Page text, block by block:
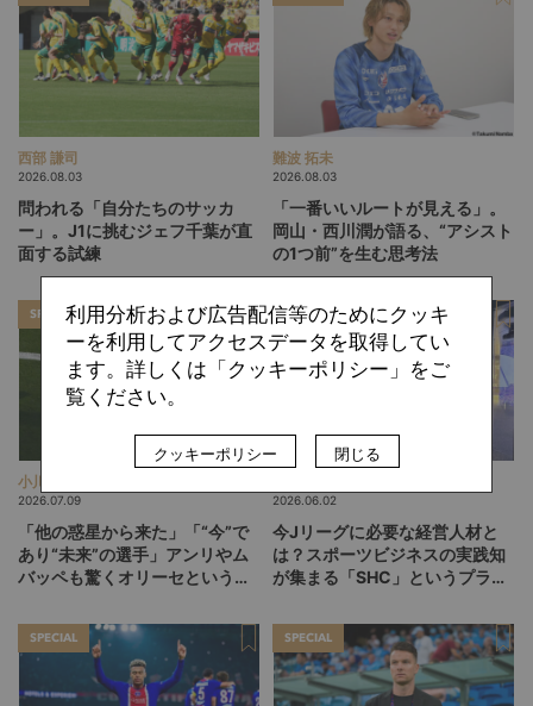
西部 謙司
2026.08.03
問われる「自分たちのサッカ
ー」。J1に挑むジェフ千葉が直
面する試練
難波 拓未
2026.08.03
「一番いいルートが見える」。
岡山・西川潤が語る、“アシスト
の1つ前”を生む思考法
SPECIAL
小川 由紀子
2026.07.09
「他の惑星から来た」「“今”で
あり“未来”の選手」アンリやム
バッペも驚くオリーセというフ
SPECIAL
2026.06.02
今Jリーグに必要な経営人材と
は？スポーツビジネスの実践知
が集まる「SHC」というプラッ
SPECIAL SPECIAL
利用分析および広告配信等のためにクッキ
ーを利用してアクセスデータを取得してい
ます。詳しくは「クッキーポリシー」をご
覧ください。
クッキーポリシー 閉じる